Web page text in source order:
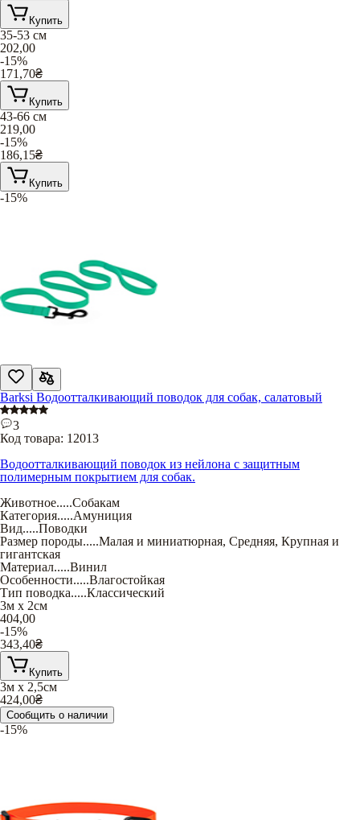
Купить
35-53 см
202,00
-15%
171,70₴
Купить
43-66 см
219,00
-15%
186,15₴
Купить
-15%
Barksi Водоотталкивающий поводок для собак, салатовый
3
Код товара: 12013
Водоотталкивающий поводок из нейлона с защитным
полимерным покрытием для собак.
Животное.....Собакам
Категория.....Амуниция
Вид.....Поводки
Размер породы.....Малая и миниатюрная, Средняя, Крупная и
гигантская
Материал.....Винил
Особенности.....Влагостойкая
Тип поводка.....Классический
3м х 2см
404,00
-15%
343,40₴
Купить
3м х 2,5см
424,00₴
Сообщить о наличии
-15%